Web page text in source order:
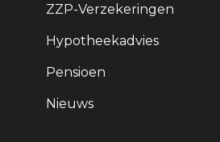
ZZP-Verzekeringen
Hypotheekadvies
Pensioen
Nieuws